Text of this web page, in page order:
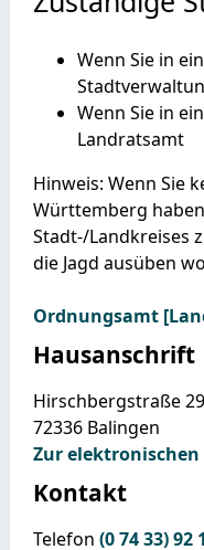
Wenn Sie in
Wenn Sie in
Landratsamt
Hinweis: Wenn Sie
Württemberg
Stadt-/Landkreises
die Jagd ausüben
Ordnungsamt
Hausanschrift
Hirschbergstraße 29
72336 Balingen
Zur
Kontakt
Telefon (07433) 92